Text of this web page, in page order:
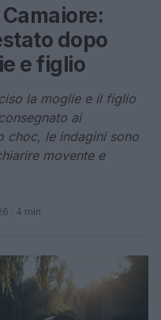
dopo
e figlio
la moglie e il figlio
ai
choc, le indagini sono
movente e
· 4 min